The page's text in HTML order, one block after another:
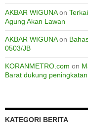
AKBAR WIGUNAon
Agung Akan Lawan
AKBAR WIGUNAon
0503/JB
KORANMETRO.com on
Barat dukung
KATEGORI BERITA